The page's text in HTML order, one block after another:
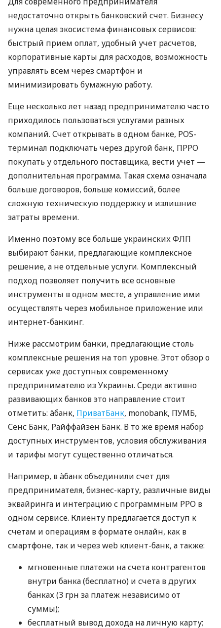
недостаточно открыть банковский счет. Бизнесу
нужна целая экосистема финансовых сервисов:
быстрый прием оплат, удобный учет расчетов,
корпоративные карты для расходов, возможность
управлять всем через смартфон и
минимизировать бумажную работу.
Еще несколько лет назад предпринимателю часто
приходилось пользоваться услугами разных
компаний. Счет открывать в одном банке, POS-
терминал подключать через другой банк, ПРРО
покупать у отдельного поставщика, вести учет —
дополнительная программа. Такая схема означала
больше договоров, больше комиссий, более
сложную техническую поддержку и излишние
затраты времени.
Именно поэтому все больше украинских ФЛП
выбирают банки, предлагающие комплексное
решение, а не отдельные услуги. Комплексный
подход позволяет получить все основные
инструменты в одном месте, а управление ими
осуществлять через мобильное приложение или
интернет-банкинг.
Ниже рассмотрим банки, предлагающие столь
комплексные решения на топ уровне. Этот обзор о
сервисах уже доступных современному
предпринимателю из Украины. Среди активно
развивающих банков это направление стоит
отметить: àбанк, ПриватБанк, monobank, ПУМБ,
Сенс Банк, Райффайзен Банк. В то же время набор
доступных инструментов, условия обслуживания
и тарифы могут существенно отличаться.
Например, в àбанк объединили счет для
предпринимателя, бизнес-карту, различные виды
эквайринга и интеграцию с программным РРО в
одном сервисе. Клиенту предлагается доступ к
счетам и операциям в формате онлайн, как в
смартфоне, так и через web клиент-банк, а также:
мгновенные платежи на счета контрагентов
внутри банка (бесплатно) и счета в других
банках (3 грн за платеж независимо от
суммы);
бесплатный вывод дохода на личную карту;